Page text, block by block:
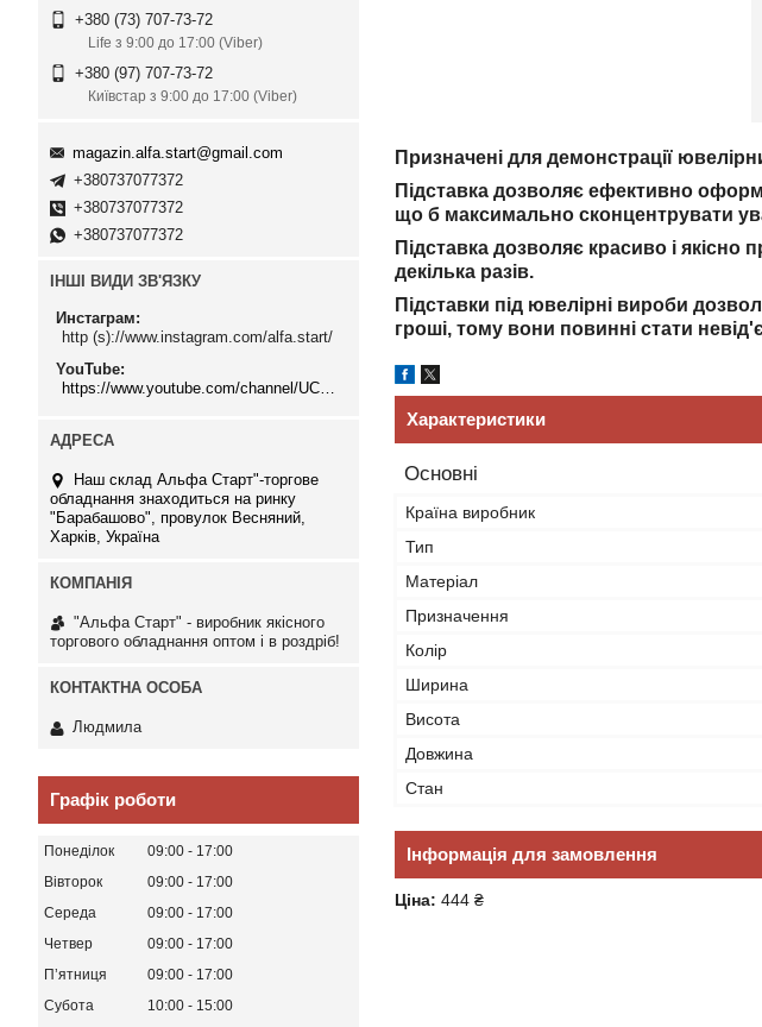
Призначені для демонстрації
Підставка дозволяє ефективно
що б максимально сконцентрувати
Підставка дозволяє красиво і
декілька разів.
Підставки під ювелірні вироби
гроші, тому вони повинні стати
Характеристики
Основні
Країна виробник
Тип
Матеріал
Призначення
Колір
Ширина
Висота
Довжина
Стан
Інформація для замовлення
Ціна: 444 ₴
+380 (73) 707-73-72
Life з 9:00 до 17:00 (Viber)
+380 (97) 707-73-72
Київстар з 9:00 до 17:00 (Viber)
magazin.alfa.start@gmail.com
+380737077372
+380737077372
+380737077372
ІНШІ ВИДИ ЗВ'ЯЗКУ
Инстаграм
http (s)://www.instagram.com/alfa.start/
YouTube
Наш склад Альфа Старт"-торгове
обладнання знаходиться на ринку
"Барабашово", провулок Весняний,
Харків, Україна
"Альфа Старт" - виробник якісного
торгового обладнання оптом і в роздріб!
Людмила
Графік роботи
Понеділок 09:00
17:00
Вівторок
09:00
17:00
Середа
09:00
17:00
Четвер
09:00
17:00
Пʼятниця
09:00
17:00
Субота
10:00
15:00